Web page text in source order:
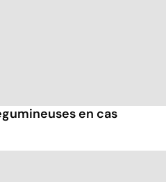
en cas